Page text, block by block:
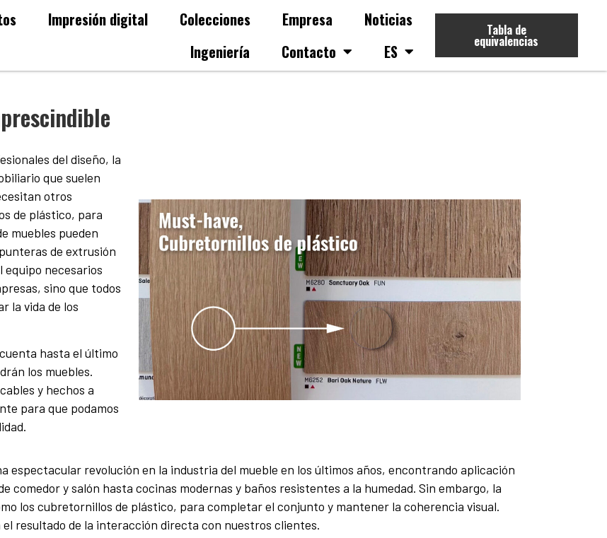
Impresión digital Colecciones Empresa
Noticias
Ingeniería
Contacto ES
Tabla de
equivalencias
del diseño, la
que suelen
otros
de plástico, para
muebles pueden
de extrusión
equipo necesarios
sino que todos
la vida de los
hasta el último
los muebles.
y hechos a
para que podamos
espectacular revolución en la industria del mueble en los últimos años, encontrando aplicación
comedor y salón hasta cocinas modernas y baños resistentes a la humedad. Sin embargo, la
los cubretornillos de plástico, para completar el conjunto y mantener la coherencia visual.
resultado de la interacción directa con nuestros clientes.